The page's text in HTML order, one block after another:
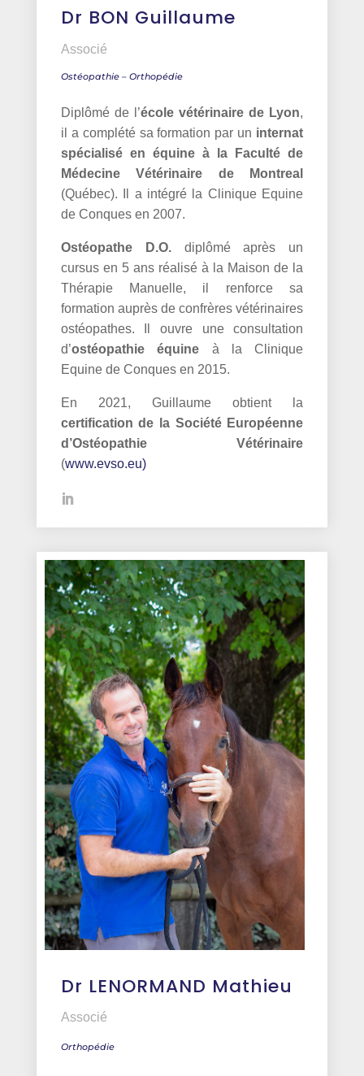
Dr BON Guillaume
Associé
Ostéopathie – Orthopédie
Diplômé de l’école vétérinaire de Lyon,
il a complété sa formation par un internat
spécialisé en équine à la Faculté de
Médecine Vétérinaire de Montreal
(Québec). Il a intégré la Clinique Equine
de Conques en 2007.
Ostéopathe D.O.diplômé après un
cursus en 5 ans réalisé à la Maison de la
Thérapie Manuelle, il renforce sa
formation auprès de confrères vétérinaires
ostéopathes. Il ouvre une consultation
d’ostéopathie équine à la Clinique
Equine de Conques en 2015.
En 2021, Guillaumeobtient la
certification de la Société Européenne
d’Ostéopathie Vétérinaire
(www.evso.eu)
Dr LENORMAND Mathieu
Associé
Orthopédie